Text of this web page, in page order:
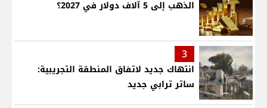
الذهب إلى 5 آلاف دولار في 2027؟
3
انتهاك جديد لاتفاق المنطقة التجريبية:
ساتر ترابي جديد